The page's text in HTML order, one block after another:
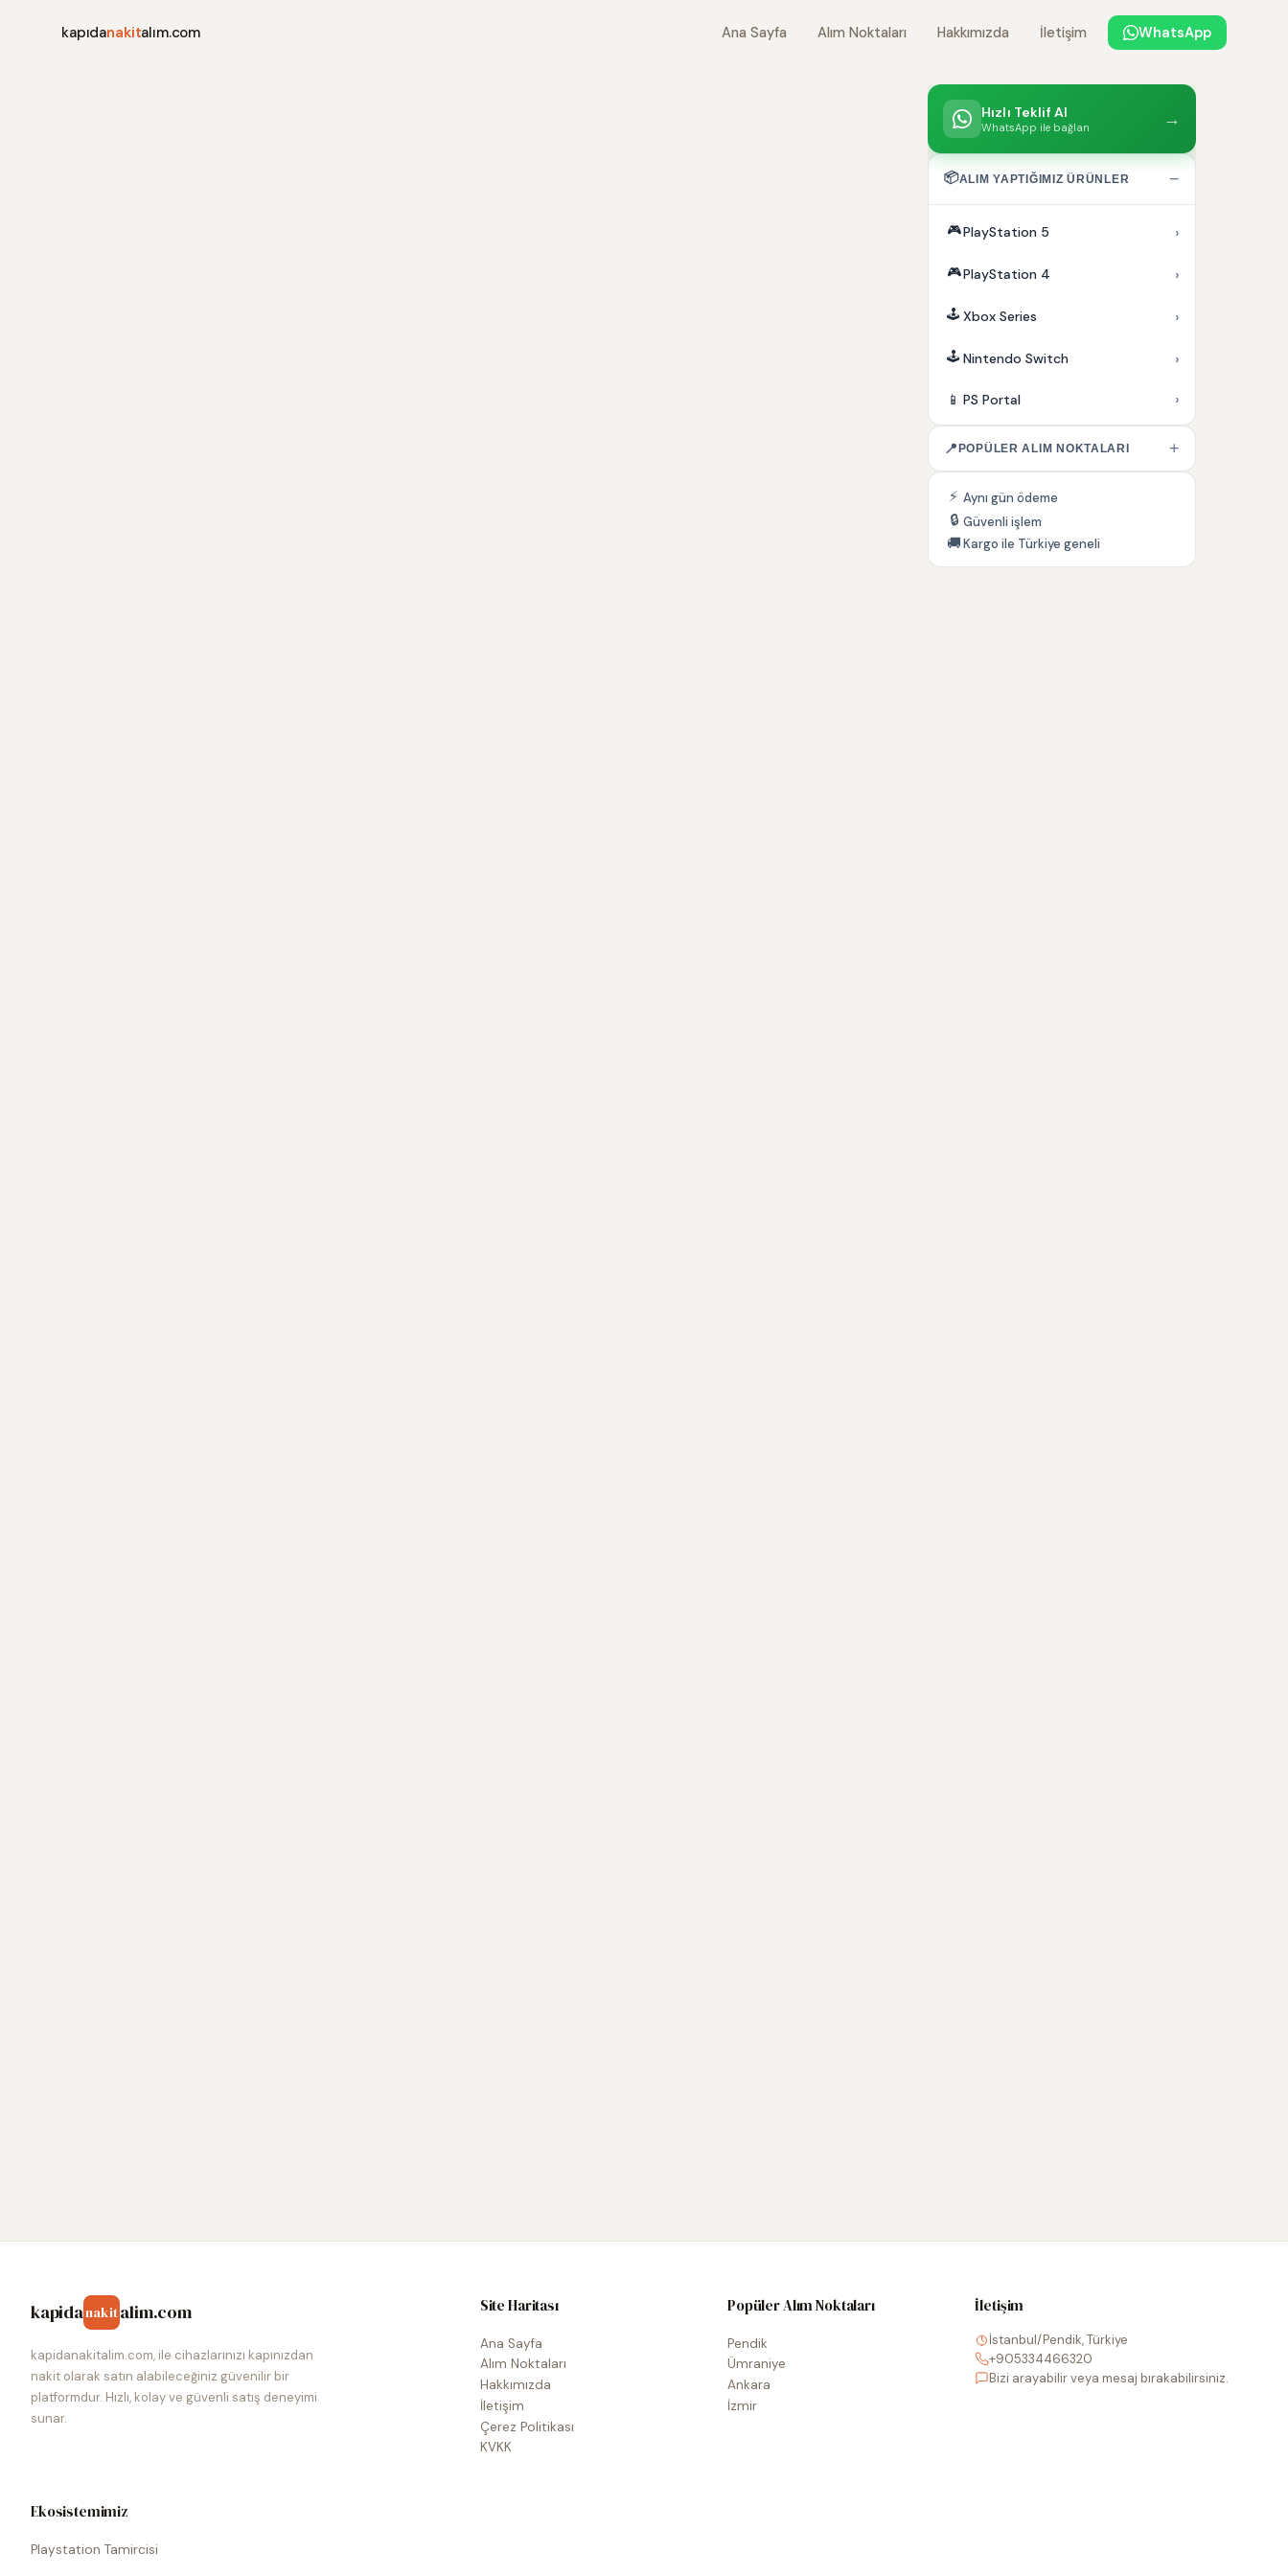
kapıdanakitalım.com Ana Sayfa Alım Noktaları Hakkımızda İletişim WhatsApp
Hızlı Teklif Al
WhatsApp ile bağlan →
📦ALIM YAPTIĞIMIZ ÜRÜNLER −
🎮PlayStation 5 ›
🎮PlayStation 4 ›
🕹️ Xbox Series ›
🕹️ Nintendo Switch ›
📱 PS Portal ›
📍 POPÜLER ALIM NOKTALARI +
⚡ Aynı gün ödeme
🔒 Güvenli işlem
🚚Kargo ile Türkiye geneli
kapidanakitalim.com
kapidanakitalim.com, ile cihazlarınızı kapınızdan
nakit olarak satın alabileceğiniz güvenilir bir
platformdur. Hızlı, kolay ve güvenli satış deneyimi
sunar.
Site Haritası
Ana Sayfa
Alım Noktaları
Hakkımızda
İletişim
Çerez Politikası
KVKK
Popüler Alım Noktaları
Pendik
Ümraniye
Ankara
İzmir
İletişim
İstanbul/Pendik, Türkiye
+905334466320
Bizi arayabilir veya mesaj bırakabilirsiniz.
Ekosistemimiz
Playstation Tamircisi